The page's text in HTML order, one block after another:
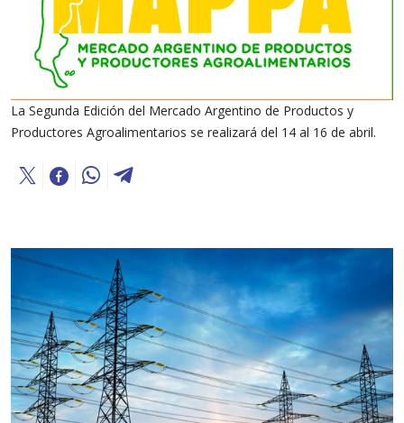
La Segunda Edición del Mercado Argentino de Productos y
Productores Agroalimentarios se realizará del 14 al 16 de abril.